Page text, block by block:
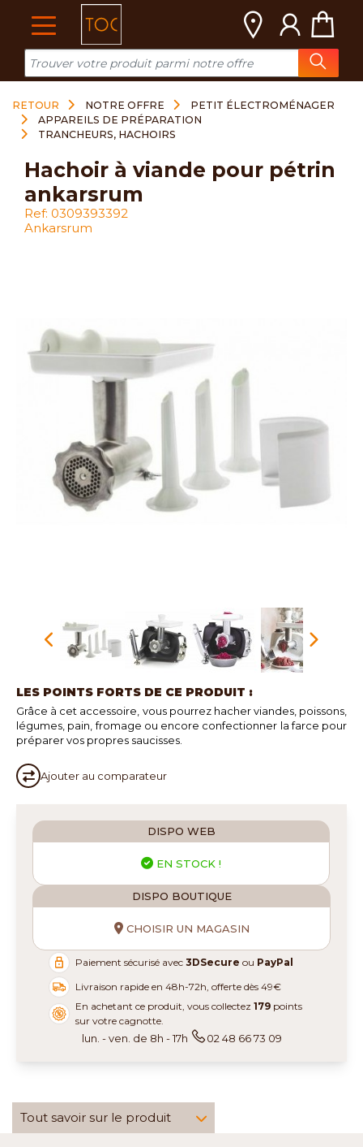
RETOUR NOTRE OFFRE
PETIT ÉLECTROMÉNAGER
APPAREILS DE PRÉPARATION
TRANCHEURS, HACHOIRS
LES POINTS FORTS DE CE PRODUIT :
Grâce à cet accessoire, vous pourrez hacher viandes, poissons,
légumes, pain, fromage ou encore confectionner la farce pour
préparer vos propres saucisses.
Ajouter au comparateur
hachoir à viande pour pétrin
ankarsrum
Ref: 0309393392
Ankarsrum
DISPO WEB
EN STOCK !
DISPO BOUTIQUE
CHOISIR UN MAGASIN
Paiement sécurisé avec3DSecure ou PayPal
Livraison rapide en 48h-72h, offerte dès 49€
En achetant ce produit, vous collectez179 points
sur votre cagnotte.
lun. - ven. de 8h - 17h 02 48 66 73 09
Tout savoir sur le produit
Cookies management panel